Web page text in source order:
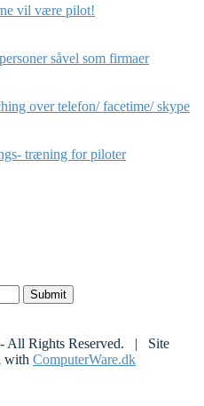
vil være pilot!
såvel som firmaer
over telefon/ facetime/ skype
træning for piloter
Submit
- All Rights Reserved. | Site
with ComputerWare.dk